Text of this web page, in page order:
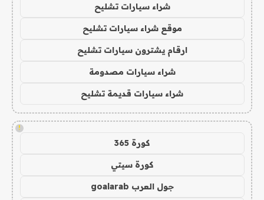
شراء سيارات تشليح
موقع شراء سيارات تشليح
ارقام يشترون سيارات تشليح
شراء سيارات مصدومة
شراء سيارات قديمة تشليح
!
كورة 365
كورة سيتي
جول العرب goalarab